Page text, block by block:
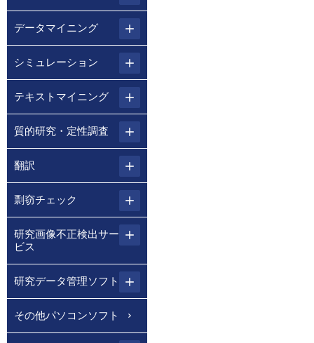
データマイニング
シミュレーション
テキストマイニング
質的研究・定性調査
翻訳
剽窃チェック
研究画像不正検出サー
ビス
研究データ管理ソフト
その他パソコンソフト